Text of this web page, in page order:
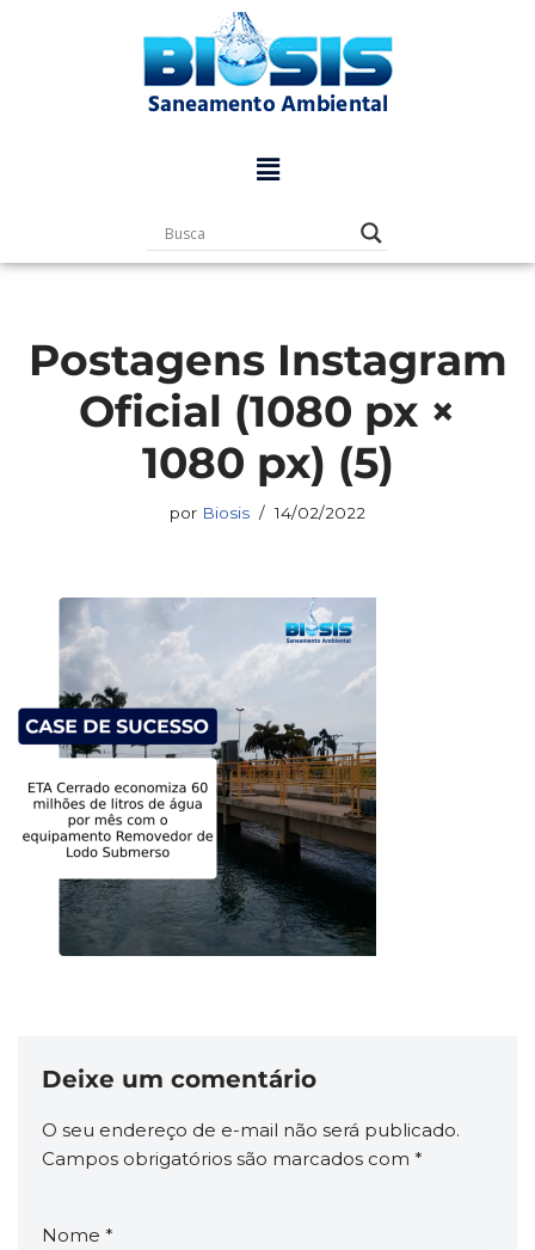
Postagens Instagram
Oficial (1080 px ×
1080 px) (5)
por Biosis 14/02/2022
Deixe um comentário
O seu endereço de e-mail não será publicado.
Campos obrigatórios são marcados com *
Nome *